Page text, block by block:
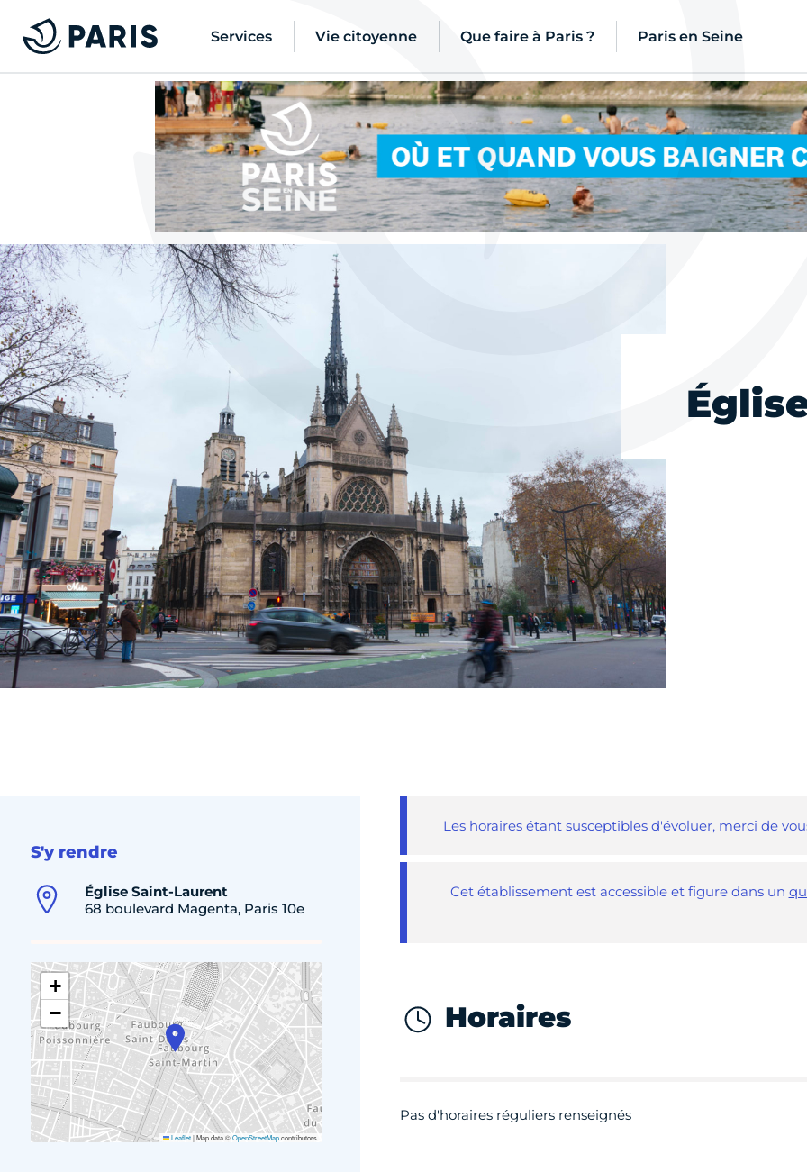
Services Vie citoyenne Que faire à Paris ? Paris en Seine
S'y rendre
Église Saint-Laurent
68 boulevard Magenta, Paris 10e
+
−
Leaflet|Map data ©OpenStreetMapcontributors
Les horaires étant susceptibles d'évoluer, merci de
Cet établissement est accessible et figure dans un
Horaires
Pas d'horaires réguliers renseignés